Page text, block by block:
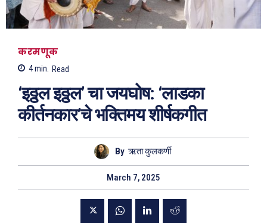
करमणूक
4min. Read
‘इठ्ठल इठ्ठल’ चा जयघोष: ‘लाडका
कीर्तनकार’चे भक्तिमय शीर्षकगीत
By ऋता कुलकर्णी
March 7, 2025